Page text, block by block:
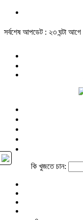
সর্বশেষ আপডেট : ২৩ ঘন্টা আগে
কি খুজতে চান: